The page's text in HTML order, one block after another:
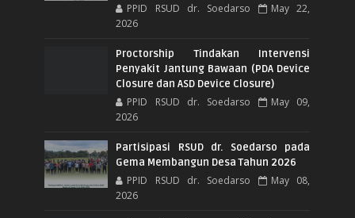
PPID RSUD dr. Soedarso
May 22,
2026
Proctorship Tindakan Intervensi
Penyakit Jantung Bawaan (PDA Device
Closure dan ASD Device Closure)
PPID RSUD dr. Soedarso
May 09,
2026
Partisipasi RSUD dr. Soedarso pada
Gema Membangun Desa Tahun 2026
PPID RSUD dr. Soedarso
May 08,
2026